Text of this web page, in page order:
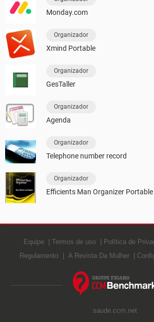
Monday.com
Organizador
Xmind Portable
Organizador
GesTaller
Organizador
Agenda
Organizador
Telephone number record
Organizador
Efficients Man Organizer Portable
Equipe Termos de uso Política de
Regulamento
A Revista Da Mulher
saude.ccm.net